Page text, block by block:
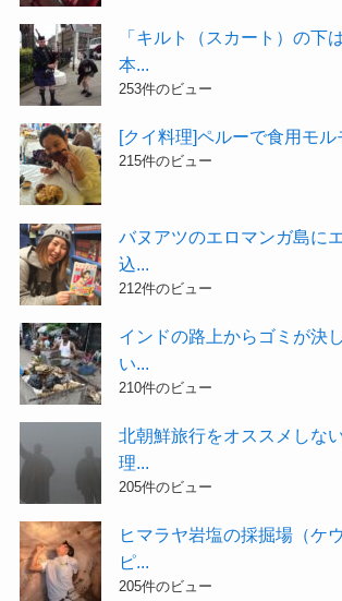
「キルト（スカート）の下
本...
253件のビュー
[クイ料理]ペルーで食用モル
215件のビュー
バヌアツのエロマンガ島に
込...
212件のビュー
インドの路上からゴミが決
い...
210件のビュー
北朝鮮旅行をオススメしな
理...
205件のビュー
ヒマラヤ岩塩の採掘場（ケ
ピ...
205件のビュー